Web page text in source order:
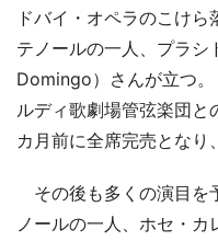
ドバイ・オペラのこけ
テノールの一人、プラ
Domingo）さんが立つ
ルディ歌劇場管弦楽団と
カ月前に全席完売となり
その後も多くの演目を
ノールの一人、ホセ・